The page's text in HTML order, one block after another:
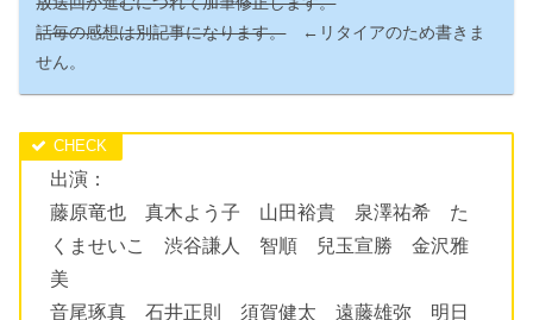
話毎の感想は別記事になります。←リタイアのため書きま
せん。
出演：
藤原竜也 真木よう子 山田裕貴 泉澤祐希 た
くませいこ 渋谷謙人 智順 兒玉宣勝 金沢雅
美
音尾琢真 石井正則 須賀健太 遠藤雄弥 明日